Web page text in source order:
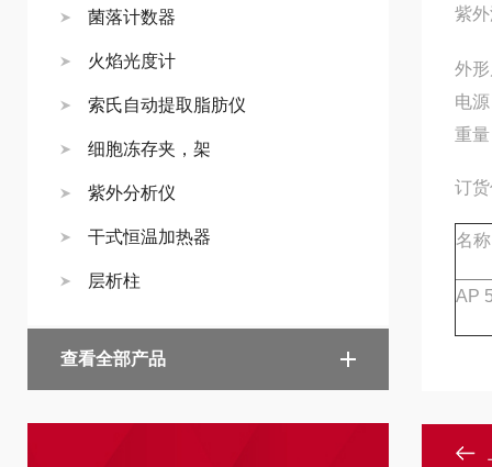
菌落计数器
火焰光度计
索氏自动提取脂肪仪
细胞冻存夹，架
紫外分析仪
干式恒温加热器
层析柱
查看全部产品
紫
外
电
重
订
名称
AP